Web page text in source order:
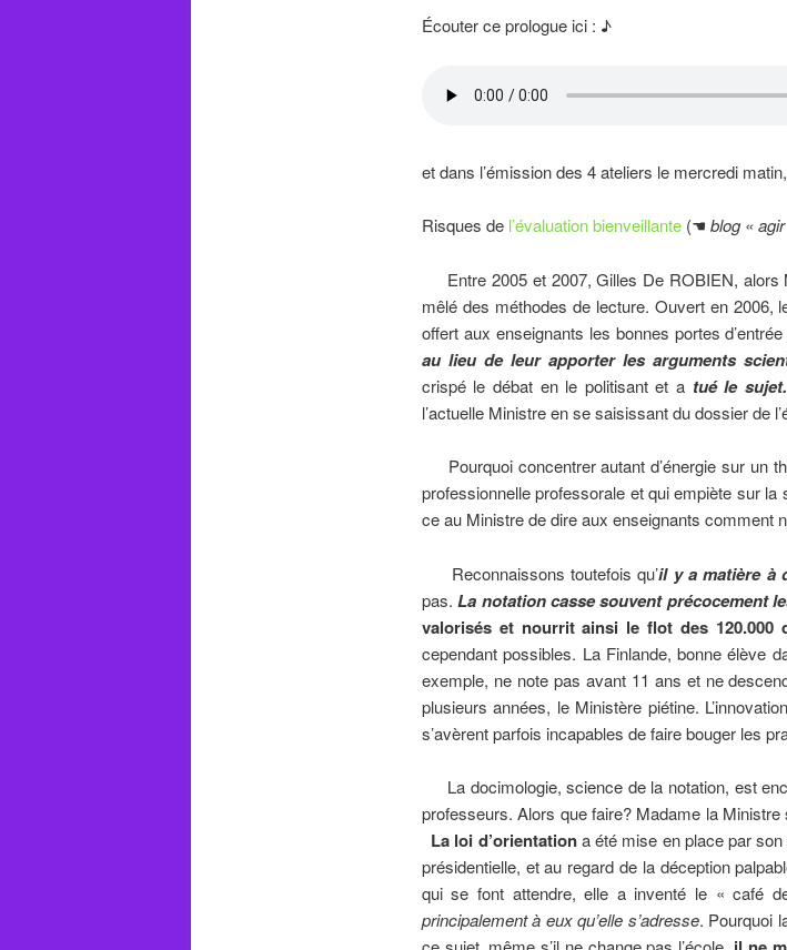
Écouter ce prologue ici : ♪
et dans l’émission des 4 ateliers le mercredi
Risques de l’évaluation bienveillante (☚blog «
Entre 2005 et 2007, Gilles De ROBIEN, alors
mêlé des méthodes de lecture. Ouvert en 2006,
offert aux enseignants les bonnes portes
au lieu de leur apporter les arguments
crispé le débat en le politisant et atué le sujet.
l’actuelle Ministre en se saisissant du dossier de
Pourquoi concentrer autant d’énergie sur un
professionnelle professorale et qui empiète sur
ce au Ministre de dire aux enseignants comment
Reconnaissons toutefois qu’il y a matière à
pas. La notation casse souvent précocement
valorisés et nourrit ainsi le flot des 120.000
cependant possibles. La Finlande, bonne élève
exemple, ne note pas avant 11 ans et ne
plusieurs années, le Ministère piétine.
s’avèrent parfois incapables de faire bouger les
La docimologie, science de la notation, est
professeurs. Alors que faire? Madame la
La loi d’orientationa été mise en place par son
présidentielle, et au regard de la déception
qui se font attendre, elle a inventé le « café
principalement à eux qu’elle s’adresse. Pourquoi